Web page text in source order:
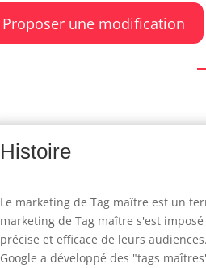
Proposer une modification
Histoire
Le marketing de Tag maître est un
marketing de Tag maître s'est
précise et efficace de leurs
Google a développé des "tags